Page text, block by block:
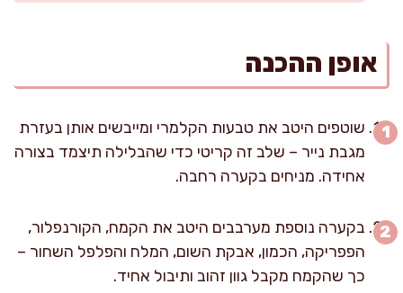
אופן ההכנה
שוטפים היטב את טבעות הקלמרי ומייבשים אותן בעזרת
מגבת נייר – שלב זה קריטי כדי שהבלילה תיצמד בצורה
אחידה. מניחים בקערה רחבה.
בקערה נוספת מערבבים היטב את הקמח, הקורנפלור,
הפפריקה, הכמון, אבקת השום, המלח והפלפל השחור –
כך שהקמח מקבל גוון זהוב ותיבול אחיד.